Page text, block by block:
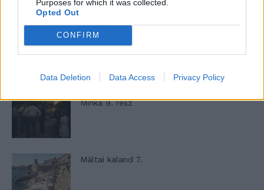
Purposes for which it was collected.
Opted Out
CONFIRM
Data Deletion Data Access Privacy Policy
Minka 10. rész
Minka 9. rész
Máltai kaland 7.